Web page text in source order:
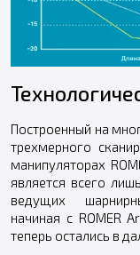
Построенный на
трехмерного
манипуляторах
является всего
ведущих
начиная с ROMER
теперь остались в